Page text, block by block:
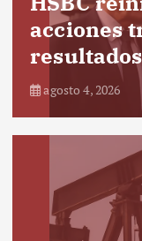
acciones
agosto 4, 2026